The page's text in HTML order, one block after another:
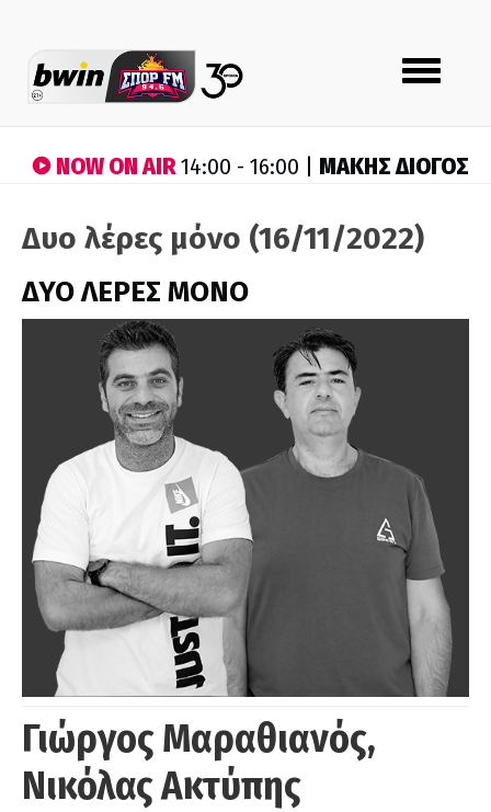
Toggle
navigation
NOW ON AIR14:00 - 16:00 | ΜΑΚΗΣ ΔΙΟΓΟΣ
Δυο λέρες μόνο (16/11/2022)
ΔΥΟ ΛΕΡΕΣ ΜΟΝΟ
Γιώργος Μαραθιανός,
Νικόλας Ακτύπης